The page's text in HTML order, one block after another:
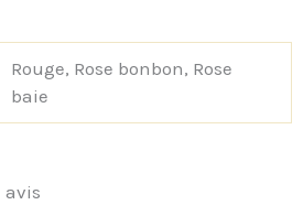
Rouge, Rose bonbon, Rose
baie
avis